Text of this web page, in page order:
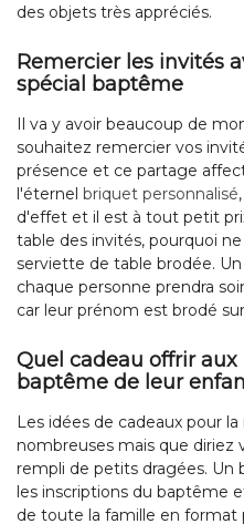
des objets très appréciés.
Remercier les invités
spécial baptême
Il va y avoir beaucoup de
souhaitez remercier vos
présence et ce partage
l'éternel briquet personnalisé
d'effet et il est à tout petit
table des invités, pourquoi
serviette de table brodée.
chaque personne prendra
car leur prénom est brodé
Quel cadeau offrir
baptême de leur
Les idées de cadeaux pour
nombreuses mais que diriez
rempli de petits dragées. Un
les inscriptions du baptême
de toute la famille en format